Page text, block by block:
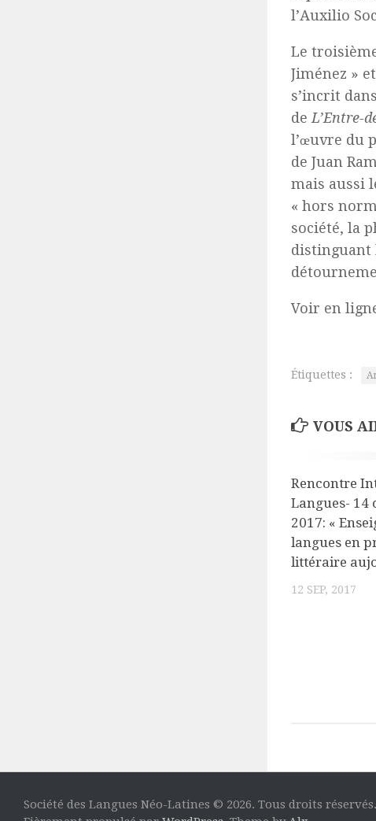
l’Auxilio
Le
Jiménez »
s’incrit
de L’Entre-
l’œuvre du
de Juan
mais aussi
« hors
société, la
distinguant
Voir en
Étiquettes :
VOUS
Rencontre
Langues- 14
2017: «
langues en
littéraire
12 SEP, 2017
Société des Langues Néo-Latines © 2026. Tous droits réservés.